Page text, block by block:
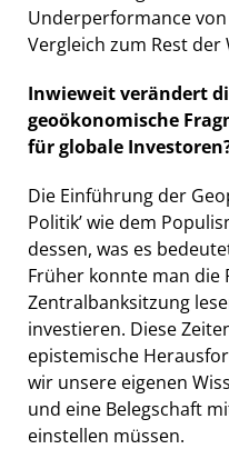
Underperformance
Vergleich zum Rest der
Inwieweit verändert
geoökonomische
für globale
Die Einführung der
Politik’ wie dem
dessen, was es
Früher konnte man die
Zentralbanksitzung
investieren. Diese
epistemische
wir unsere eigenen
und eine Belegschaft
einstellen müssen.